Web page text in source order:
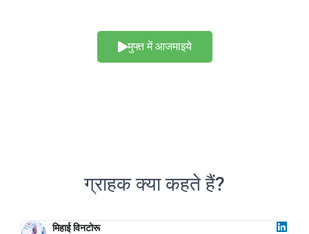
मुफ्त में आजमाइये
ग्राहक क्या कहते हैं?
मिहाई विनटोरू